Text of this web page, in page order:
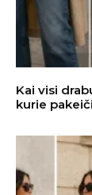
Kai visi
kurie